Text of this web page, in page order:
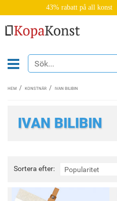
43% rabatt på all konst
HEM KONSTNÄR IVAN BILIBIN
IVAN BILIBIN
Sortera efter: Popularitet
Sortera
efter: